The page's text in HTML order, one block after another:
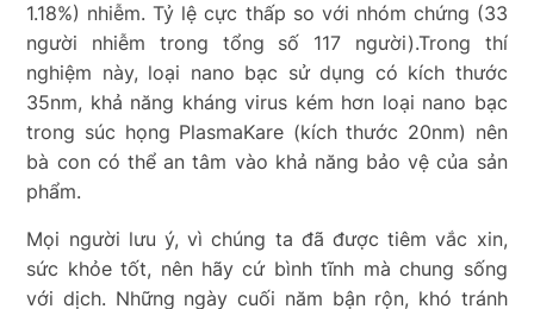
1.18%) nhiễm. Tỷ lệ cực thấp so với nhóm chứng (33
người nhiễm trong tổng số 117 người).Trong thí
nghiệm này, loại nano bạc sử dụng có kích thước
35nm, khả năng kháng virus kém hơn loại nano bạc
trong súc họng PlasmaKare (kích thước 20nm) nên
bà con có thể an tâm vào khả năng bảo vệ của sản
phẩm.
Mọi người lưu ý, vì chúng ta đã được tiêm vắc xin,
sức khỏe tốt, nên hãy cứ bình tĩnh mà chung sống
với dịch. Những ngày cuối năm bận rộn, khó tránh